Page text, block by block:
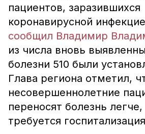
пациентов, заразившихся
коронавирусной
сообщил Владимир
из числа вновь
болезни 510 были
Глава региона отметил,
несовершеннолетние
переносят болезнь
требуется